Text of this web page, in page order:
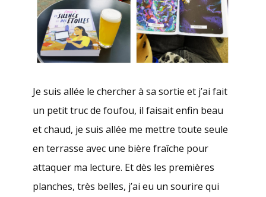
Je suis allée le chercher à sa sortie et j’ai fait
un petit truc de foufou, il faisait enfin beau
et chaud, je suis allée me mettre toute seule
en terrasse avec une bière fraîche pour
attaquer ma lecture. Et dès les premières
planches, très belles, j’ai eu un sourire qui